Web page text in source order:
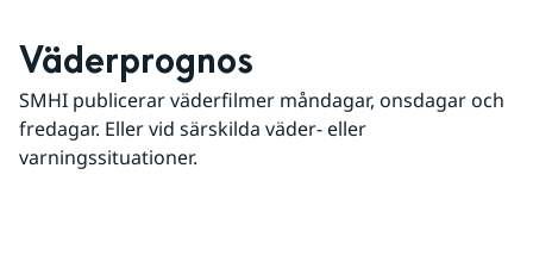
Väderprognos
SMHI publicerar väderfilmer måndagar, onsdagar och
fredagar. Eller vid särskilda väder- eller
varningssituationer.